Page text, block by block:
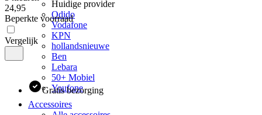
Huidige provider
Odido
Vodafone
KPN
hollandsnieuwe
Ben
Lebara
50+ Mobiel
Youfone
Accessoires
24,95
Beperkte voorraad
Vergelijk
Gratis bezorging